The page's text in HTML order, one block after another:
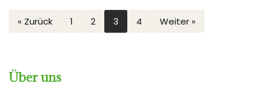
« Zurück 1 2 3 4 Weiter »
Über uns